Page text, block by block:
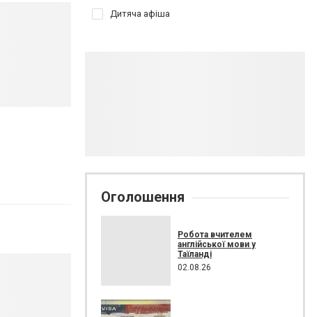
Дитяча афіша
Оголошення
Робота вчителем
англійської мови у
Таїланді
02.08.26